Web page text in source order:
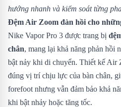
hướng nhanh và kiểm soát từng
Đệm Air Zoom đàn hồi cho
Nike Vapor Pro 3 được trang bị
chân, mang lại khả năng phản hồi
bật nảy khi di chuyển. Thiết kế Air
đúng vị trí chịu lực của bàn chân,
forefoot nhưng vẫn đảm bảo khả
khi bật nhảy hoặc tăng tốc.